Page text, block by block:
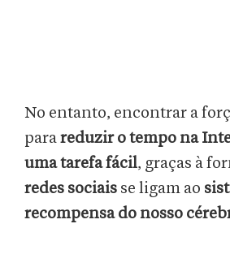
No entanto, encontrar a
parareduzir o tempo na
uma tarefa fácil, graças à
redes sociais se ligam ao
recompensa do nosso